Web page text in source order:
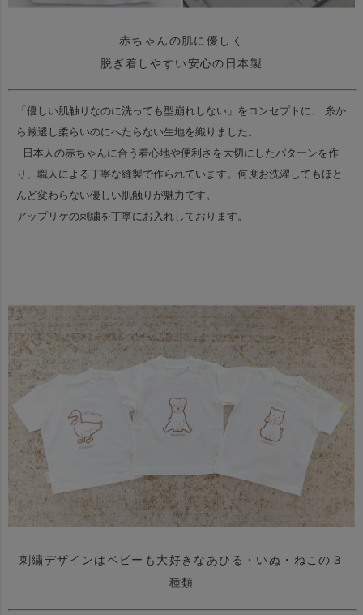
赤ちゃんの肌に優しく
脱ぎ着しやすい安心の日本製
「優しい肌触りなのに洗っても型崩れしない」をコンセプトに、
糸か
ら厳選し柔らいのにへたらない生地を織りました。
日本人の赤ちゃんに合う着心地や便利さを大切にしたパターンを作
り、 職人による丁寧な縫製で作られています。 何度お洗濯してもほと
んど変わらない優しい肌触りが魅力です。
アップリケの刺繍を丁寧にお入れしております。
刺繍デザインはベビーも大好きなあひる・いぬ・ねこの３
種類